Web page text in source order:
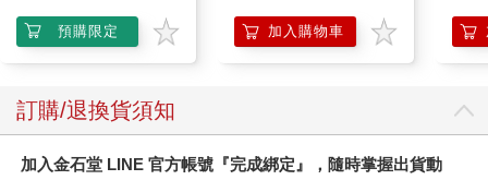
預購限定 加入購物車
訂購/退換貨須知
加入金石堂 LINE 官方帳號『完成綁定』，隨時掌握出貨動